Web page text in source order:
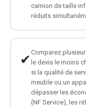
camion de taille
réduits
✔ Comparez
le devis le moins
si la qualité de
meuble ou un
dépasser les
(NF Service), les